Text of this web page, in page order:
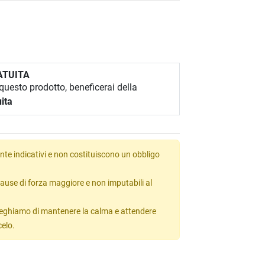
prodotto, beneficerai della
indicativi e non costituiscono un obbligo
di forza maggiore e non imputabili al
di mantenere la calma e attendere